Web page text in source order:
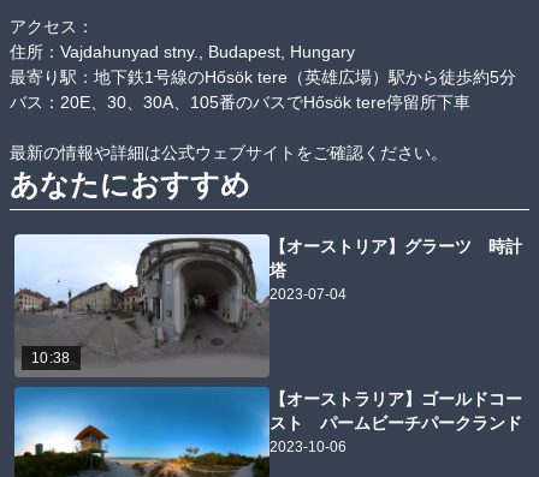
アクセス：
住所：Vajdahunyad stny., Budapest, Hungary
最寄り駅：地下鉄1号線のHősök tere（英雄広場）駅から徒歩約5分
バス：20E、30、30A、105番のバスでHősök tere停留所下車
最新の情報や詳細は公式ウェブサイトをご確認ください。
あなたにおすすめ
10:38
【オーストリア】グラーツ 時計
塔
2023-07-04
【オーストラリア】ゴールドコー
スト パームビーチパークランド
2023-10-06